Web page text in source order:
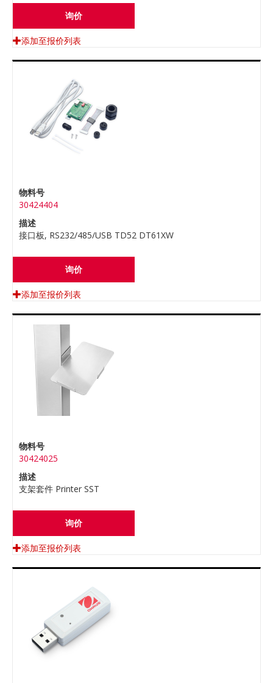
询价
添加至报价列表
物料号
30424404
描述
接口板, RS232/485/USB TD52 DT61XW
询价
添加至报价列表
物料号
30424025
描述
支架套件 Printer SST
询价
添加至报价列表